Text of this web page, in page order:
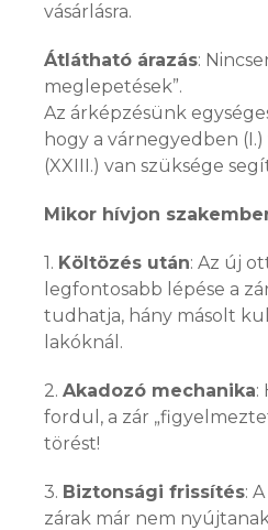
vásárlásra.
Átlátható árazás:
meglepetések”.
Az árképzésünk
hogy a várnegyedben
(XXIII.) van szüksége
Mikor hívjon
1. Költözés után: Az új
legfontosabb lépése a
tudhatja, hány másolt
lakóknál.
2. Akadozó mechanika:
fordul, a zár
törést!
3. Biztonsági frissítés:
zárak már nem